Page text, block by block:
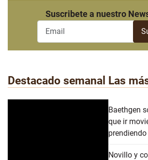
Suscribete a nuestro
Destacado semanal Las
Baethgen
que ir
Novillo y